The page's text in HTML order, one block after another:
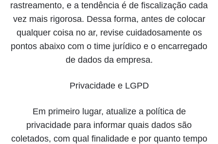
rastreamento, e a tendência é de fiscalização cada
vez mais rigorosa. Dessa forma, antes de colocar
qualquer coisa no ar, revise cuidadosamente os
pontos abaixo com o time jurídico e o encarregado
de dados da empresa.
Privacidade e LGPD
Em primeiro lugar, atualize a política de
privacidade para informar quais dados são
coletados, com qual finalidade e por quanto tempo